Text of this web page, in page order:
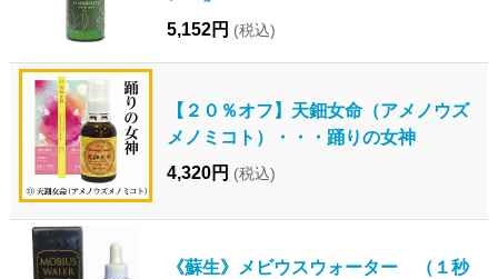
5,152円 (税込)
【２０％オフ】天鈿女命（アメノウズ
メノミコト）・・・踊りの女神
4,320円 (税込)
《蘇生》メビウスウォーター （１秒